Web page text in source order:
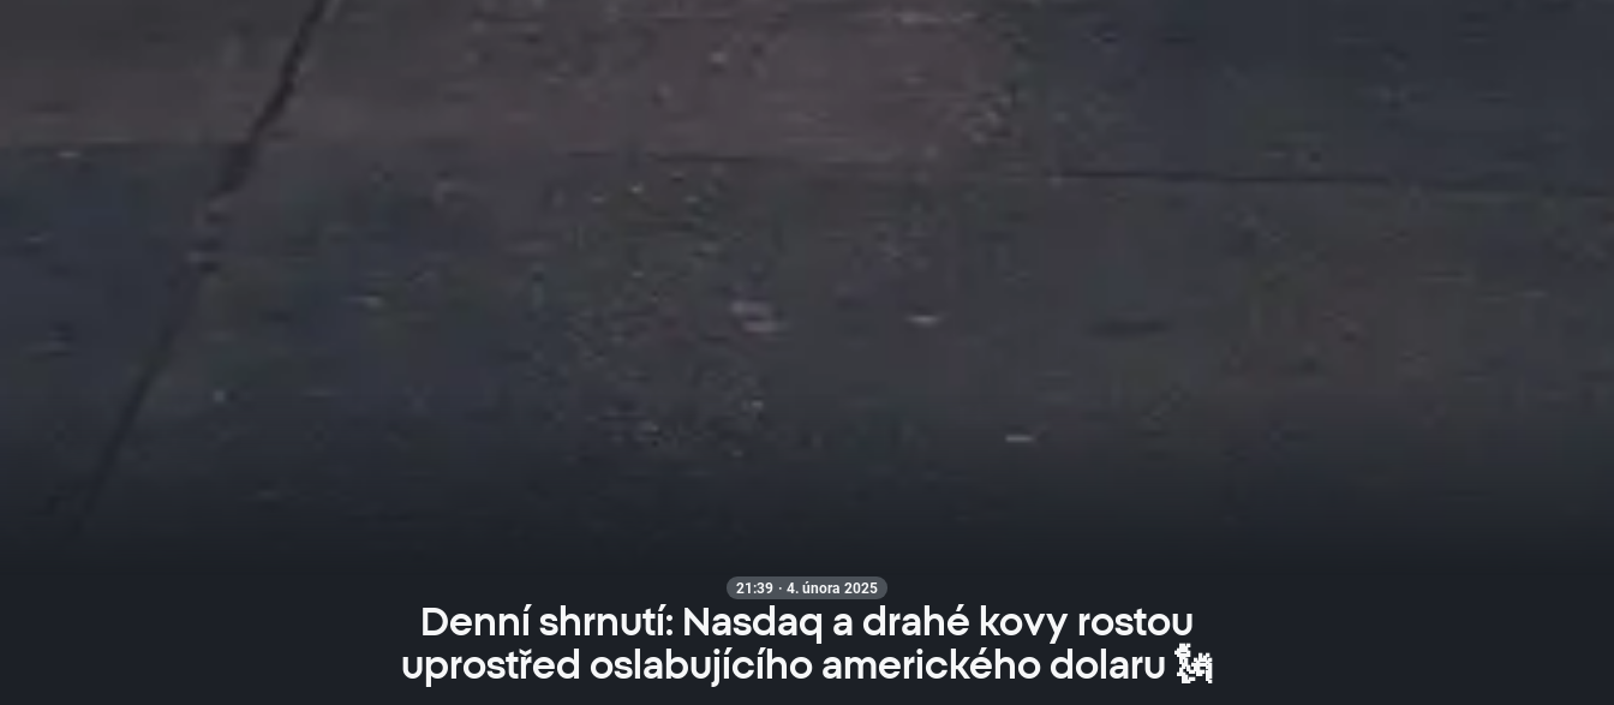
21:39 · 4. února 2025
Denní shrnutí: Nasdaq a drahé kovy rostou
uprostřed oslabujícího amerického dolaru 🗽